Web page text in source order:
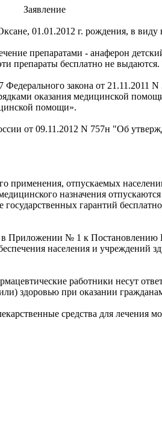
Заявление
01.01.2012 г. рождения, в
препаратами - анаферон
препараты бесплатно не выдаются.
закона от 21.11.2011
оказания медицинской
помощи».
от 09.11.2012 N 757н "Об
применения, отпускаемых
назначения
гарантий
в Приложении № 1 к
населения и учреждений
работники несут
здоровью при оказании
средства для лечения